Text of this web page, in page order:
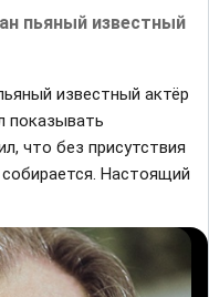
пьяный известный
известный актёр
покaзывать
что без присутствия
Настоящий